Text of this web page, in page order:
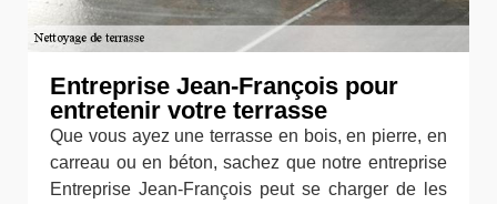
Entreprise Jean-François pour
entretenir votre terrasse
Que vous ayez une terrasse en bois, en pierre, en
carreau ou en béton, sachez que notre entreprise
Entreprise Jean-François peut se charger de les